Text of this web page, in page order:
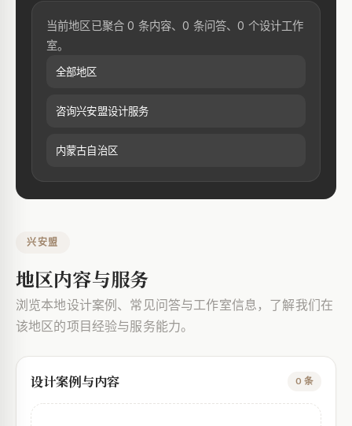
当前地区已聚合 0 条内容、0 条问答、0 个设计工作
室。
全部地区
咨询兴安盟设计服务
内蒙古自治区
兴安盟
地区内容与服务
浏览本地设计案例、常见问答与工作室信息，了解我们在
该地区的项目经验与服务能力。
设计案例与内容 0 条